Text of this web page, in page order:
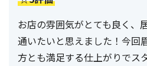
お店の雰囲気がとても良く、
通いたいと思えました！今回
方とも満足する仕上がりでス